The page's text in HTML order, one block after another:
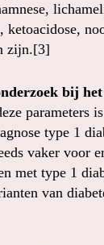
zijn.[3]
bij
type 1
vaker voor
met type 1
van